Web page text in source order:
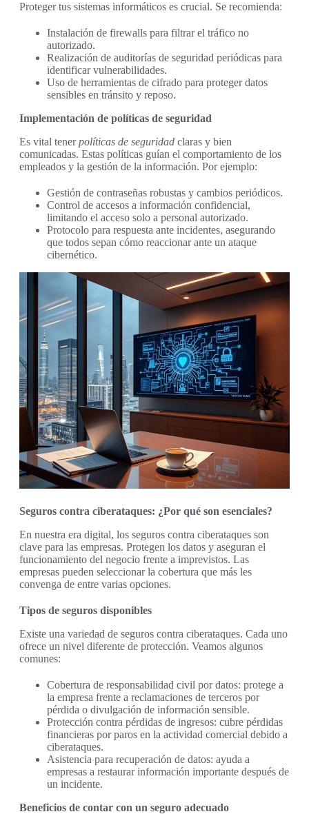
Proteger tus sistemas informáticos es crucial. Se recomienda:
Instalación de firewalls para filtrar el tráfico no
autorizado.
Realización de auditorías de seguridad periódicas para
identificar vulnerabilidades.
Uso de herramientas de cifrado para proteger datos
sensibles en tránsito y reposo.
Implementación de políticas de seguridad
Es vital tenerpolíticas de seguridad claras y bien
comunicadas. Estas políticas guían el comportamiento de los
empleados y la gestión de la información. Por ejemplo:
Gestión de contraseñas robustas y cambios periódicos.
Control de accesos a información confidencial,
limitando el acceso solo a personal autorizado.
Protocolo para respuesta ante incidentes, asegurando
que todos sepan cómo reaccionar ante un ataque
cibernético.
Seguros contra ciberataques: ¿Por qué son esenciales?
En nuestra era digital, los seguros contra ciberataques son
clave para las empresas. Protegen los datos y aseguran el
funcionamiento del negocio frente a imprevistos. Las
empresas pueden seleccionar la cobertura que más les
convenga de entre varias opciones.
Tipos de seguros disponibles
Existe una variedad de seguros contra ciberataques. Cada uno
ofrece un nivel diferente de protección. Veamos algunos
comunes:
Cobertura de responsabilidad civil por datos: protege a
la empresa frente a reclamaciones de terceros por
pérdida o divulgación de información sensible.
Protección contra pérdidas de ingresos: cubre pérdidas
financieras por paros en la actividad comercial debido a
ciberataques.
Asistencia para recuperación de datos: ayuda a
empresas a restaurar información importante después de
un incidente.
Beneficios de contar con un seguro adecuado